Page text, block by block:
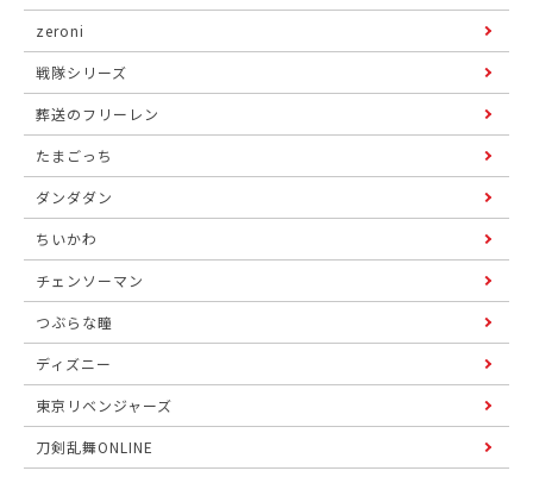
zeroni
戦隊シリーズ
葬送のフリーレン
たまごっち
ダンダダン
ちいかわ
チェンソーマン
つぶらな瞳
ディズニー
東京リベンジャーズ
刀剣乱舞ONLINE